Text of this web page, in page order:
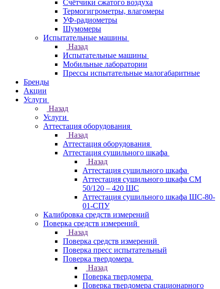
Счётчики сжатого воздуха
Термогигрометры, влагомеры
УФ-радиометры
Шумомеры
Испытательные машины
Назад
Испытательные машины
Мобильные лаборатории
Прессы испытательные малогабаритные
Бренды
Акции
Услуги
Назад
Услуги
Аттестация оборудования
Назад
Аттестация оборудования
Аттестация сушильного шкафа
Назад
Аттестация сушильного шкафа
Аттестация сушильного шкафа СМ
50/120 – 420 ШС
Аттестация сушильного шкафа ШС-80-
01-СПУ
Калибровка средств измерений
Поверка средств измерений
Назад
Поверка средств измерений
Поверка пресс испытательный
Поверка твердомера
Назад
Поверка твердомера
Поверка твердомера стационарного